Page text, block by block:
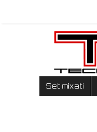
Set mixati